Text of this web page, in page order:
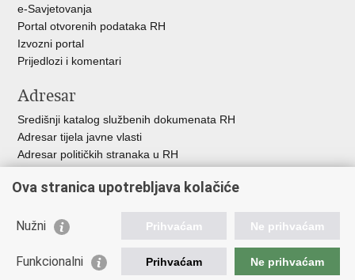
e-Savjetovanja
Portal otvorenih podataka RH
Izvozni portal
Prijedlozi i komentari
Adresar
Središnji katalog službenih dokumenata RH
Adresar tijela javne vlasti
Adresar političkih stranaka u RH
Besplatni telefoni javne uprave
Važne poveznice
Vlada Republike Hrvatske
Ova stranica upotrebljava kolačiće
Nužni Prihvaćam Ne prihvaćam
Funkcionalni Prihvaćam Ne prihvaćam